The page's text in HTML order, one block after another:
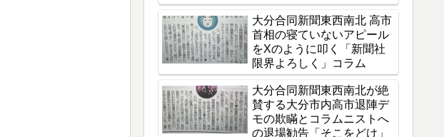
大分合同新聞東西南北 高市
首相の寝ていないアピール
をXのように叩く「新聞社
限界よろしく」コラム
大分合同新聞東西南北が絶
賛する大分市内高市退陣デ
モの欺瞞とコラムニストへ
の退場勧告「そこをどけ」